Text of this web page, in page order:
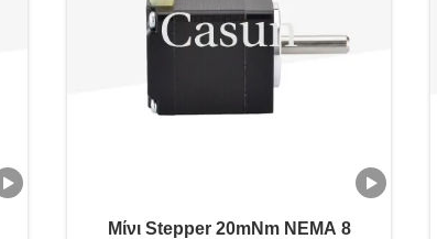
Μίνι Stepper 20mNm NEMA 8